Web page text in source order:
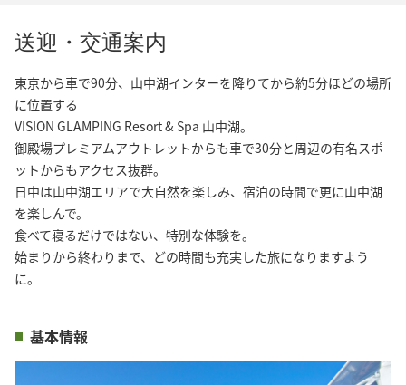
送迎・交通案内
東京から車で90分、山中湖インターを降りてから約5分ほどの場所
に位置する
VISION GLAMPING Resort & Spa 山中湖。
御殿場プレミアムアウトレットからも車で30分と周辺の有名スポ
ットからもアクセス抜群。
日中は山中湖エリアで大自然を楽しみ、宿泊の時間で更に山中湖
を楽しんで。
食べて寝るだけではない、特別な体験を。
始まりから終わりまで、どの時間も充実した旅になりますよう
に。
基本情報